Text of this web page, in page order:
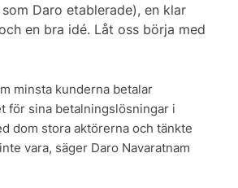
Daro etablerade), en klar
en bra idé. Låt oss börja med
minsta kunderna betalar
för sina betalningslösningar i
dom stora aktörerna och tänkte
vara, säger Daro Navaratnam